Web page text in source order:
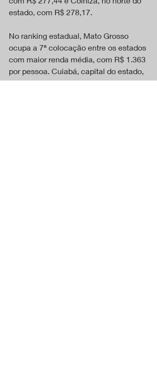
estado, com R$ 278,17.
No ranking estadual, Mato Grosso
ocupa a 7ª colocação entre os estados
com maior renda média, com R$ 1.363
por pessoa. Cuiabá, capital do estado,
parece novamente na lista das